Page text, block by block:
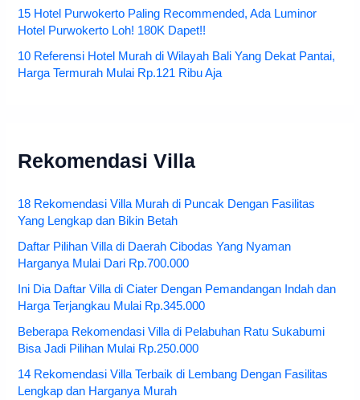
15 Hotel Purwokerto Paling Recommended, Ada Luminor
Hotel Purwokerto Loh! 180K Dapet!!
10 Referensi Hotel Murah di Wilayah Bali Yang Dekat Pantai,
Harga Termurah Mulai Rp.121 Ribu Aja
Rekomendasi Villa
18 Rekomendasi Villa Murah di Puncak Dengan Fasilitas
Yang Lengkap dan Bikin Betah
Daftar Pilihan Villa di Daerah Cibodas Yang Nyaman
Harganya Mulai Dari Rp.700.000
Ini Dia Daftar Villa di Ciater Dengan Pemandangan Indah dan
Harga Terjangkau Mulai Rp.345.000
Beberapa Rekomendasi Villa di Pelabuhan Ratu Sukabumi
Bisa Jadi Pilihan Mulai Rp.250.000
14 Rekomendasi Villa Terbaik di Lembang Dengan Fasilitas
Lengkap dan Harganya Murah